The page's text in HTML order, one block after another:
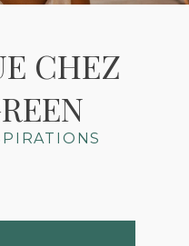
CHEZ